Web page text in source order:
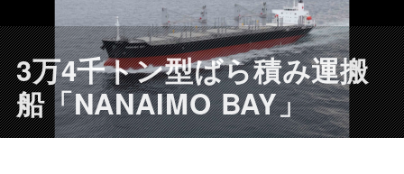
3万4千トン型ばら積み運搬
船「NANAIMO BAY」